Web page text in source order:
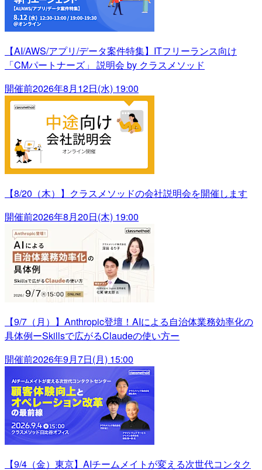
【AI/AWS/アプリ/データ案件特集】ITフリーランス向け
「CMパートナーズ」 説明会 by クラスメソッド
開催前2026年8月12日(水) 19:00
【8/20（木）】クラスメソッドの会社説明会を開催します
開催前2026年8月20日(木) 19:00
【9/7（月）】Anthropic登壇！AIによる自治体業務効率化の
具体例ーSkillsで広がるClaudeの使い方ー
開催前2026年9月7日(月) 15:00
【9/4（金）東京】AIチームメイトが変える次世代コンタク